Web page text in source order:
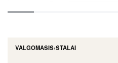
VALGOMASIS›STALAI